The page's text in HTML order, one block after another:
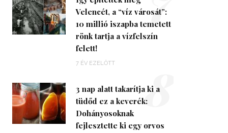
Velencét, a “víz városát”:
10 millió iszapba temetett
rönk tartja a vízfelszín
felett!
7 ÉV EZELŐTT
3 nap alatt takarítja ki a
tüdőd ez a keverék:
Dohányosoknak
fejlesztette ki egy orvos
8